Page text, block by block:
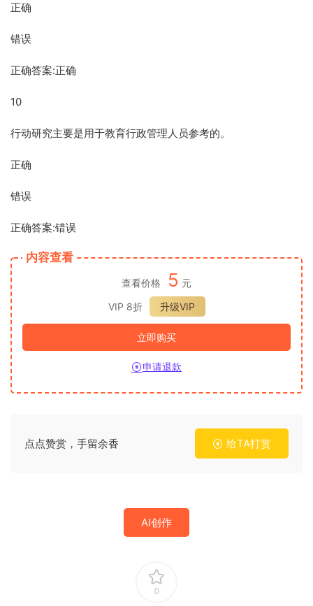
正确
错误
正确答案:正确
10
行动研究主要是用于教育行政管理人员参考的。
正确
错误
正确答案:错误
内容查看
查看价格 5 元
VIP 8折
升级VIP
立即购买
申请退款
点点赞赏，手留余香 给TA打赏
AI创作
0